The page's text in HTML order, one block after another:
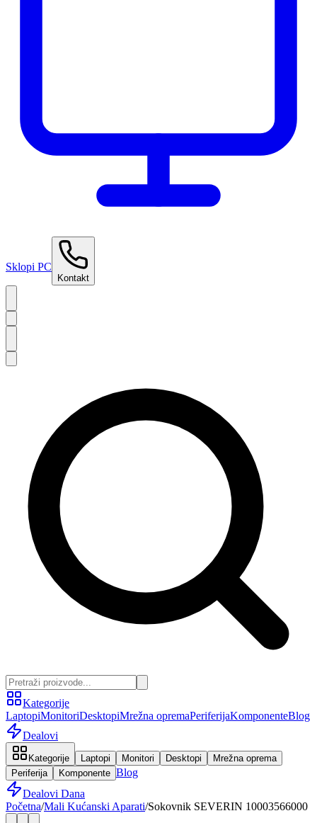
Sklopi PC
Kontakt
Kategorije
LaptopiMonitoriDesktopiMrežna opremaPeriferijaKomponenteBlog
Dealovi
Kategorije Laptopi Monitori Desktopi
Mrežna oprema
Periferija
Komponente Blog
Dealovi Dana
Početna/Mali Kućanski Aparati/Sokovnik SEVERIN 10003566000